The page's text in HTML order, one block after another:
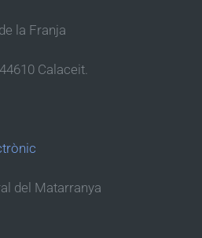
la Franja
Calaceit.
del Matarranya